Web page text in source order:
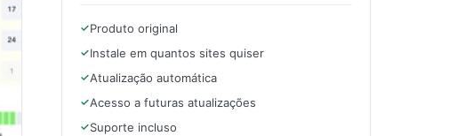
Produto original
Instale em quantos sites quiser
Atualização automática
Acesso a futuras atualizações
Suporte incluso